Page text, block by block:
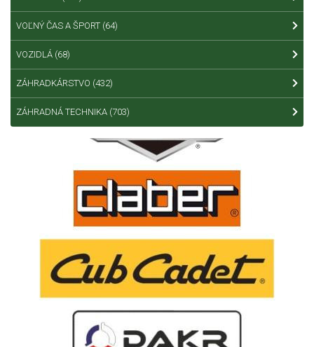
VOĽNÝ ČAS A ŠPORT (64)
VOZIDLÁ (68)
ZÁHRADKÁRSTVO (432)
ZÁHRADNÁ TECHNIKA (703)